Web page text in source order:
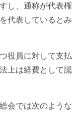
し、通称が代表権
代表しているとみ
役員に対して支払
上は経費として認
会では次のような